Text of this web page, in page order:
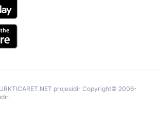
projesidir Copyright© 2006-